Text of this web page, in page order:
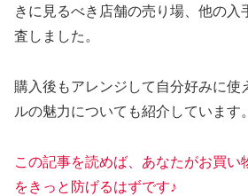
きに見るべき店舗の売り場、他の入
査しました。
購入後もアレンジして自分好みに使
ルの魅力についても紹介しています。
この記事を読めば、あなたがお買い
をきっと防げるはずです♪